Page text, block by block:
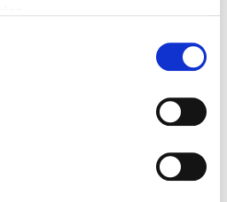
Bilbo -
52